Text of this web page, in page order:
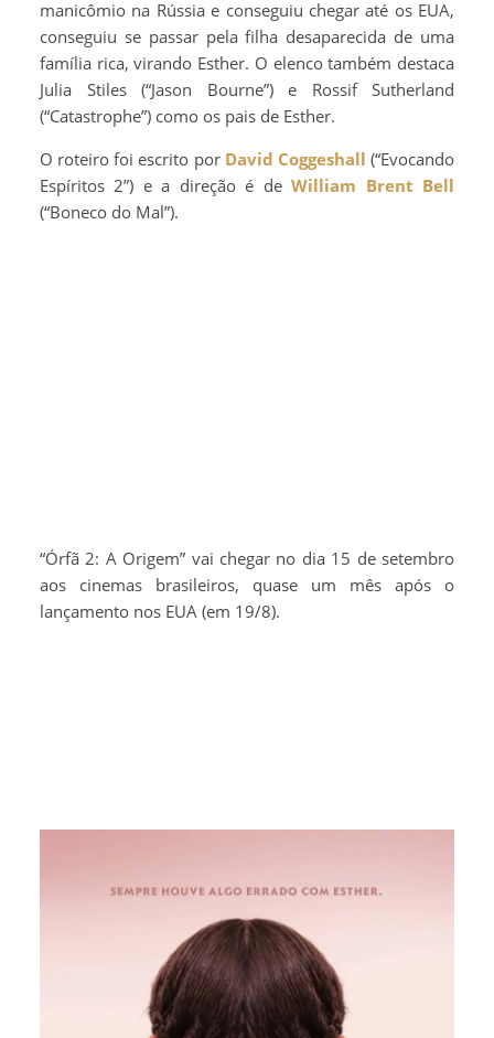
manicômio na Rússia e conseguiu chegar até os EUA,
conseguiu se passar pela filha desaparecida de uma
família rica, virando Esther. O elenco também destaca
Julia Stiles (“Jason Bourne”) e Rossif Sutherland
(“Catastrophe”) como os pais de Esther.
O roteiro foi escrito por David Coggeshall (“Evocando
Espíritos 2”) e a direção é deWilliam Brent Bell
(“Boneco do Mal”).
“Órfã 2: A Origem” vai chegar no dia 15 de setembro
aos cinemas brasileiros, quase um mês após o
lançamento nos EUA (em 19/8).